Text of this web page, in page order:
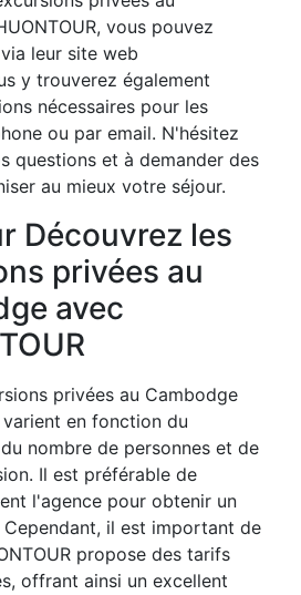
vous pouvez
leur site web
y trouverez également
nécessaires pour les
ou par email. N'hésitez
questions et à demander des
au mieux votre séjour.
Découvrez les
privées au
avec
privées au Cambodge
varient en fonction du
nombre de personnes et de
Il est préférable de
l'agence pour obtenir un
Cependant, il est important de
propose des tarifs
offrant ainsi un excellent